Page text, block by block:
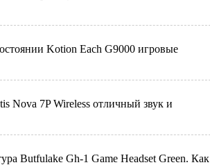
Kotion Each G9000 игровые
Nova 7P Wireless отличный звук и
Butfulake Gh-1 Game Headset Green. Как